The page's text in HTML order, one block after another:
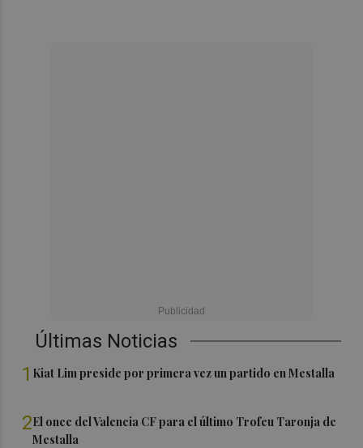
Últimas Noticias
1 Kiat Lim preside por primera vez un partido en Mestalla
2El once del Valencia CF para el último Trofeu Taronja de
Mestalla